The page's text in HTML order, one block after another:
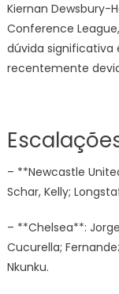
Kiernan Dewsbury-
Conference
dúvida significativa
recentemente
– **Newcastle
Schar, Kelly;
– **Chelsea**:
Cucurella;
Nkunku.